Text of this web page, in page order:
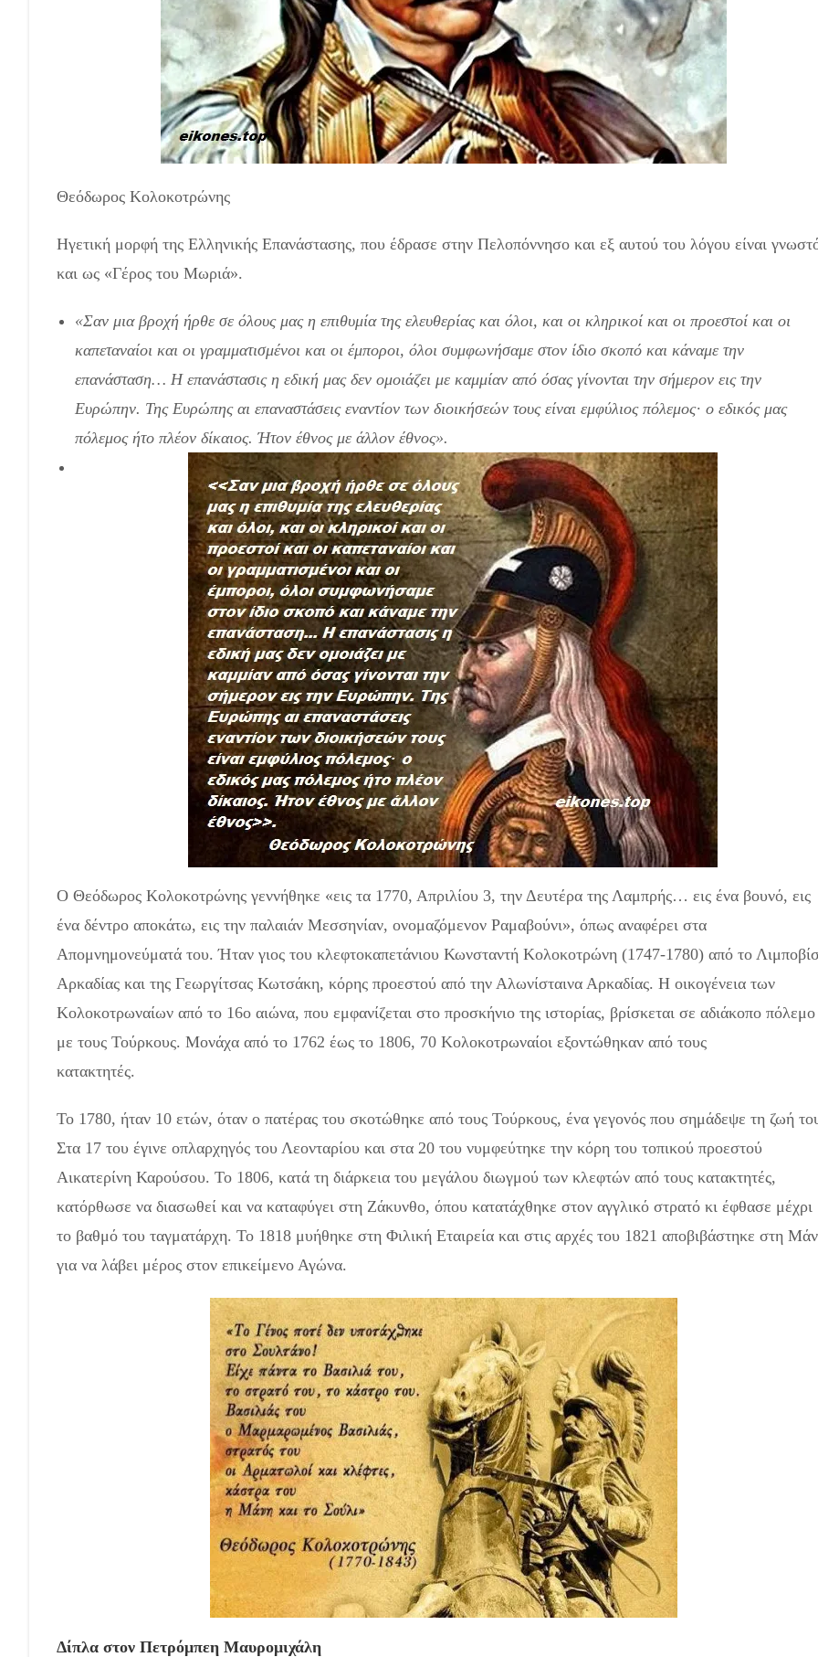
Θεόδωρος Κολοκοτρώνης
Ηγετική μορφή της Ελληνικής Επανάστασης, που έδρασε στην Πελοπόννησο και εξ αυτού του λόγου είναι
και ως «Γέρος του Μωριά».
«Σαν μια βροχή ήρθε σε όλους μας η επιθυμία της ελευθερίας και όλοι, και οι κληρικοί και οι προεστοί και οι
καπεταναίοι και οι γραμματισμένοι και οι έμποροι, όλοι συμφωνήσαμε στον ίδιο σκοπό και κάναμε την
επανάσταση… Η επανάστασις η εδική μας δεν ομοιάζει με καμμίαν από όσας γίνονται την σήμερον εις την
Ευρώπην. Της Ευρώπης αι επαναστάσεις εναντίον των διοικήσεών τους είναι εμφύλιος πόλεμος· ο εδικός μας
πόλεμος ήτο πλέον δίκαιος. Ήτον έθνος με άλλον έθνος».
Ο Θεόδωρος Κολοκοτρώνης γεννήθηκε «εις τα 1770, Απριλίου 3, την Δευτέρα της Λαμπρής… εις ένα βουνό, εις
ένα δέντρο αποκάτω, εις την παλαιάν Μεσσηνίαν, ονομαζόμενον Ραμαβούνι», όπως αναφέρει στα
Απομνημονεύματά του. Ήταν γιος του κλεφτοκαπετάνιου Κωνσταντή Κολοκοτρώνη (1747-1780) από το
Αρκαδίας και της Γεωργίτσας Κωτσάκη, κόρης προεστού από την Αλωνίσταινα Αρκαδίας. Η οικογένεια των
Κολοκοτρωναίων από το 16ο αιώνα, που εμφανίζεται στο προσκήνιο της ιστορίας, βρίσκεται σε αδιάκοπο πόλεμο
με τους Τούρκους. Μονάχα από το 1762 έως το 1806, 70 Κολοκοτρωναίοι εξοντώθηκαν από τους
κατακτητές.
Το 1780, ήταν 10 ετών, όταν ο πατέρας του σκοτώθηκε από τους Τούρκους, ένα γεγονός που σημάδεψε τη ζωή
Στα 17 του έγινε οπλαρχηγός του Λεονταρίου και στα 20 του νυμφεύτηκε την κόρη του τοπικού προεστού
Αικατερίνη Καρούσου. Το 1806, κατά τη διάρκεια του μεγάλου διωγμού των κλεφτών από τους κατακτητές,
κατόρθωσε να διασωθεί και να καταφύγει στη Ζάκυνθο, όπου κατατάχθηκε στον αγγλικό στρατό κι έφθασε μέχρι
το βαθμό του ταγματάρχη. Το 1818 μυήθηκε στη Φιλική Εταιρεία και στις αρχές του 1821 αποβιβάστηκε στη
για να λάβει μέρος στον επικείμενο Αγώνα.
Δίπλα στον Πετρόμπεη Μαυρομιχάλη